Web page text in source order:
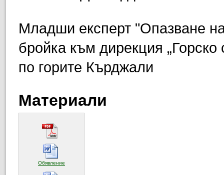
Младши експерт "Опазване
бройка към дирекция „Горско
по горите Кърджали
Материали
Обявление